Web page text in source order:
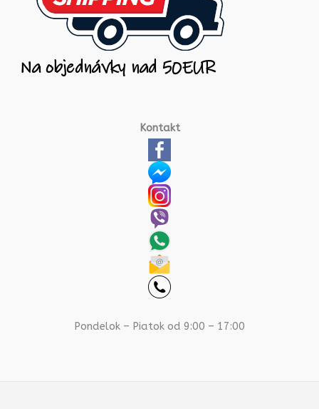
Kontakt
Pondelok – Piatok od 9:00 – 17:00